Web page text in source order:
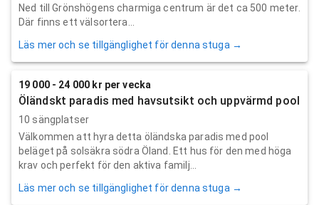
Ned till Grönshögens charmiga centrum är det ca 500 meter.
Där finns ett välsortera...
Läs mer och se tillgänglighet för denna stuga →
19 000 - 24 000 kr per vecka
Öländskt paradis med havsutsikt och uppvärmd pool
10 sängplatser
Välkommen att hyra detta öländska paradis med pool
beläget på solsäkra södra Öland. Ett hus för den med höga
krav och perfekt för den aktiva familj...
Läs mer och se tillgänglighet för denna stuga →